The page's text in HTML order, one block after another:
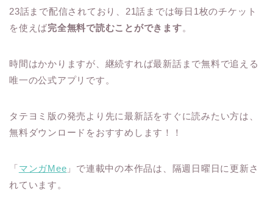
23話まで配信されており、21話までは毎日1枚のチケット
を使えば完全無料で読むことができます。
時間はかかりますが、継続すれば最新話まで無料で追える
唯一の公式アプリです。
タテヨミ版の発売より先に最新話をすぐに読みたい方は、
無料ダウンロードをおすすめします！！
「マンガMee 」で連載中の本作品は、隔週日曜日に更新さ
れています。